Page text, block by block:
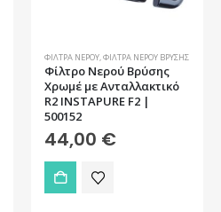
ΦΊΛΤΡΑ ΝΕΡΟΎ,ΦΊΛΤΡΑ ΝΕΡΟΎ ΒΡΎΣΗΣ
Φίλτρο Νερού Βρύσης
Χρωμέ με Ανταλλακτικό
R2 INSTAPURE F2 |
500152
44,00 €